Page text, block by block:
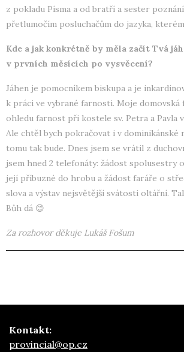
z pokladu Písma a od bratří a sester
přetlumočím posluchačům do jazyka,
Kde a jak konkrétně by měla začít Tvá
v prvních měsících po vysvěcení?
Jáhen je pomocníkem biskupa a je
k práci ve vybrané farnosti. Moje
ohledu farnost při kostele sv. Petra a Pavla
Ale chtěl bych pokračovat i v dominikánské
tomu tak bude. Dnes jsem se vrátil z
jsem hned 2 telefonáty: žádost spolusestry
její příbuzné do hrobu a žádost faráře o
slova a výstav nejsvětější svátosti oltářní.
Bůh dá 😊
Za rozhovor děkuje Lukáš Fošum
Kontakt:
provincial@op.cz